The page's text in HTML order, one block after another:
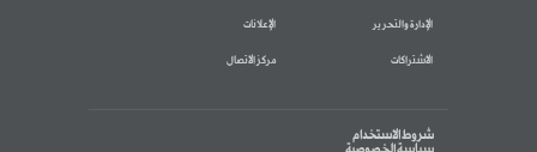
الإدارة والتحرير الإعلانات
الاشتراكات مركز الاتصال
شروط الاستخدام
سياسة الخصوصية